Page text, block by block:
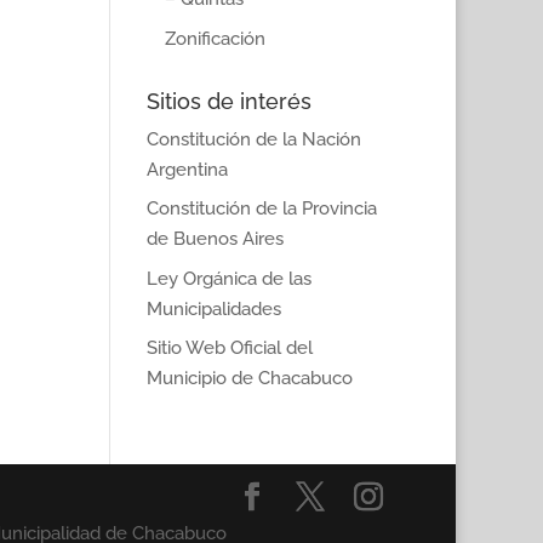
Zonificación
Sitios de interés
Constitución de la Nación
Argentina
Constitución de la Provincia
de Buenos Aires
Ley Orgánica de las
Municipalidades
Sitio Web Oficial del
Municipio de Chacabuco
de Chacabuco